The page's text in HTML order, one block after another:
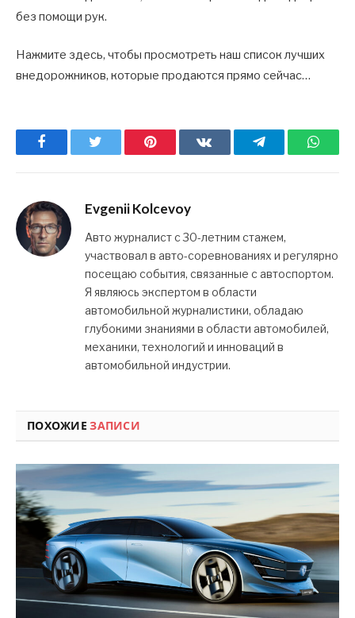
без помощи рук.
Нажмите здесь, чтобы просмотреть наш список лучших
внедорожников, которые продаются прямо сейчас…
Facebook Pinterest ВКонтактеTelegram
Evgenii Kolcevoy
Авто журналист с 30-летним стажем,
участвовал в авто-соревнованиях и регулярно
посещаю события, связанные с автоспортом.
Я являюсь экспертом в области
автомобильной журналистики, обладаю
глубокими знаниями в области автомобилей,
механики, технологий и инноваций в
автомобильной индустрии.
ПОХОЖИЕЗАПИСИ